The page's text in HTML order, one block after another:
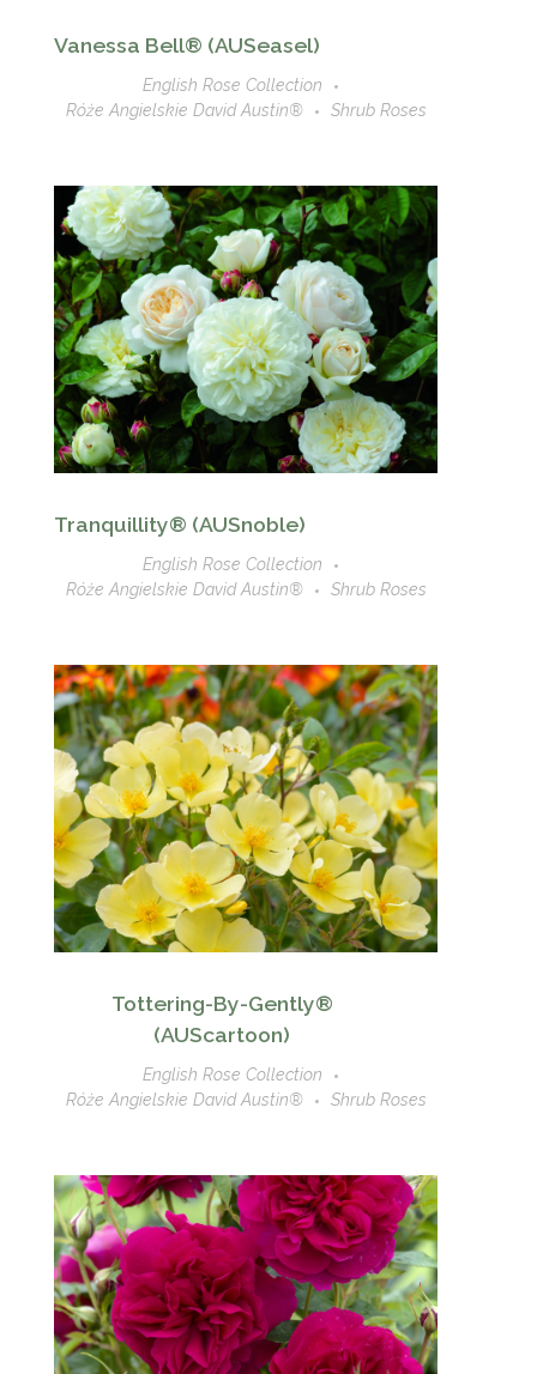
Vanessa Bell® (AUSeasel)
English Rose Collection
Róże Angielskie David Austin®
Shrub Roses
Tranquillity® (AUSnoble)
English Rose Collection
Róże Angielskie David Austin®
Shrub Roses
Tottering-By-Gently®
(AUScartoon)
English Rose Collection
Róże Angielskie David Austin®
Shrub Roses